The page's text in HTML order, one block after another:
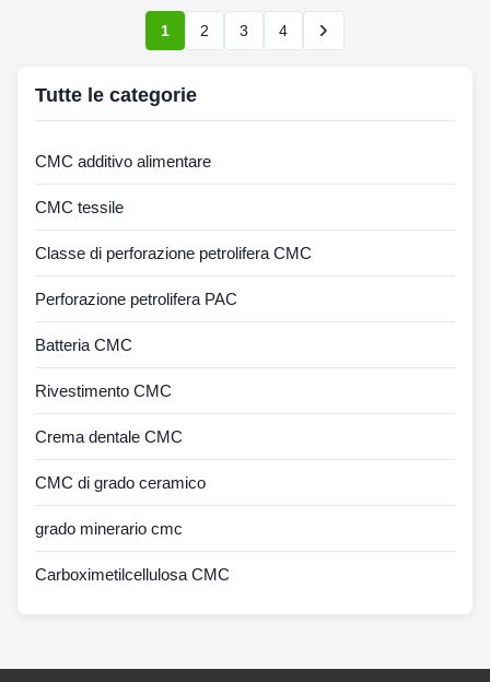
1 2 3 4
Tutte le categorie
CMC additivo alimentare
CMC tessile
Classe di perforazione petrolifera CMC
Perforazione petrolifera PAC
Batteria CMC
Rivestimento CMC
Crema dentale CMC
CMC di grado ceramico
grado minerario cmc
Carboximetilcellulosa CMC